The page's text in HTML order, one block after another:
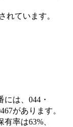
れています。
は、044・
があります。
率は63%、